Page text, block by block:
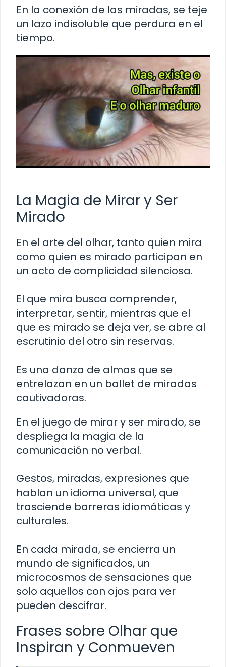
En la conexión de las miradas, se teje
un lazo indisoluble que perdura en el
tiempo.
La Magia de Mirar y Ser
Mirado
En el arte del olhar, tanto quien mira
como quien es mirado participan en
un acto de complicidad silenciosa.
El que mira busca comprender,
interpretar, sentir, mientras que el
que es mirado se deja ver, se abre al
escrutinio del otro sin reservas.
Es una danza de almas que se
entrelazan en un ballet de miradas
cautivadoras.
En el juego de mirar y ser mirado, se
despliega la magia de la
comunicación no verbal.
Gestos, miradas, expresiones que
hablan un idioma universal, que
trasciende barreras idiomáticas y
culturales.
En cada mirada, se encierra un
mundo de significados, un
microcosmos de sensaciones que
solo aquellos con ojos para ver
pueden descifrar.
Frases sobre Olhar que
Inspiran y Conmueven